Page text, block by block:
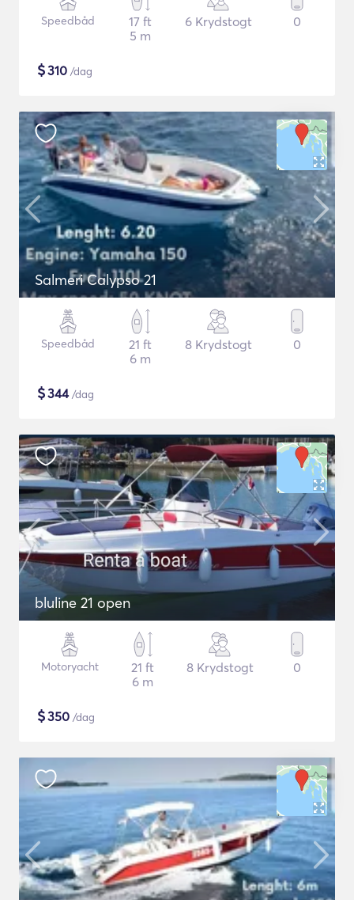
Speedbåd
17 ft
5 m
6 Krydstogt 0
$310 /dag
Salmeri Calypso 21
Speedbåd
21 ft
6 m
8 Krydstogt 0
$344/dag
bluline 21 open
Motoryacht
21 ft
6 m
8 Krydstogt 0
$350 /dag